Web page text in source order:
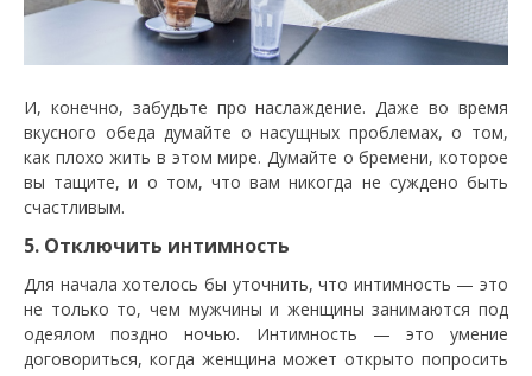
И, конечно, забудьте про наслаждение. Даже во время
вкусного обеда думайте о насущных проблемах, о том,
как плохо жить в этом мире. Думайте о бремени, которое
вы тащите, и о том, что вам никогда не суждено быть
счастливым.
5. Отключить интимность
Для начала хотелось бы уточнить, что интимность — это
не только то, чем мужчины и женщины занимаются под
одеялом поздно ночью. Интимность — это умение
договориться, когда женщина может открыто попросить